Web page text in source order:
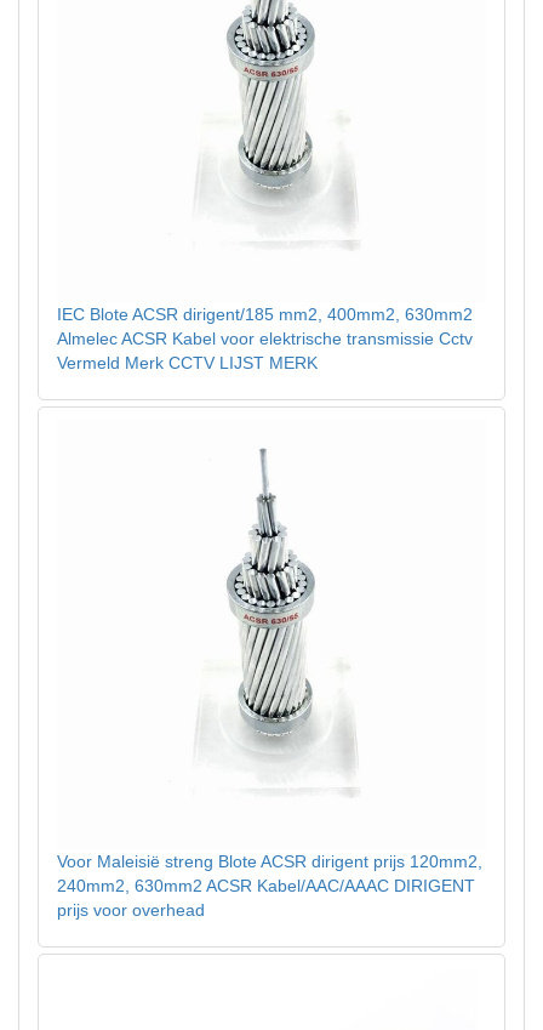
IEC Blote ACSR dirigent/185 mm2, 400mm2, 630mm2
Almelec ACSR Kabel voor elektrische transmissie Cctv
Vermeld Merk CCTV LIJST MERK
Voor Maleisië streng Blote ACSR dirigent prijs 120mm2,
240mm2, 630mm2 ACSR Kabel/AAC/AAAC DIRIGENT
prijs voor overhead